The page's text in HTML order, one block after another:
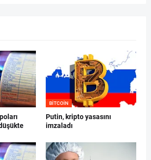
BITCOIN
Putin, kripto yasasını
imzaladı